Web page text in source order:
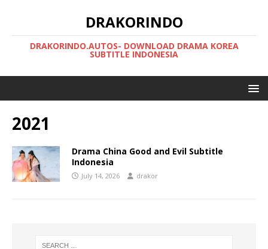
DRAKORINDO
DRAKORINDO.AUTOS- DOWNLOAD DRAMA KOREA
SUBTITLE INDONESIA
2021
Drama China Good and Evil Subtitle
Indonesia
July 14, 2026 drakor